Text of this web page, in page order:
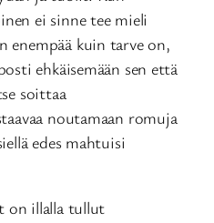
ei sinne tee mieli
enempää kuin tarve on,
ehkäisemään sen että
soittaa
noutamaan romuja
edes mahtuisi
on illalla tullut